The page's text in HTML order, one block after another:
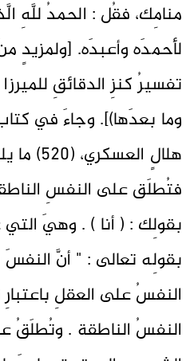
منامِك، فقُل : الحمدُ للَّهِ
لأحمدَه وأعبدَه. [ولمزيدٍ
وما بعدَها)]. وجاءَ في
هلالٍ
فتُطلَق على النفسِ
بقولِك : ( أنا ) . وهيَ
بقولِه تعالى : " أنَّ
النفسُ على العقلِ
النفسُ الناطقة . وتُطلَقُ